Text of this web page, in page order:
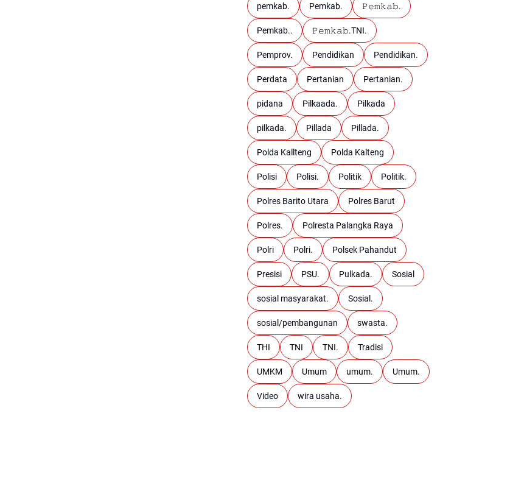
pemkab. Pemkab. 𝙿𝚎𝚖𝚔𝚊𝚋.
Pemkab.. 𝙿𝚎𝚖𝚔𝚊𝚋.TNI.
Pemprov. Pendidikan Pendidikan.
Perdata Pertanian Pertanian.
pidana Pilkaada. Pilkada
pilkada. Pillada Pillada.
Polda Kallteng Polda Kalteng
Polisi Polisi. Politik Politik.
Polres Barito Utara Polres Barut
Polres. Polresta Palangka Raya
Polri Polri. Polsek Pahandut
Presisi PSU. Pulkada. Sosial
sosial masyarakat. Sosial.
sosial/pembangunan swasta.
THI TNI TNI. Tradisi
UMKM Umum umum. Umum.
Video wira usaha.